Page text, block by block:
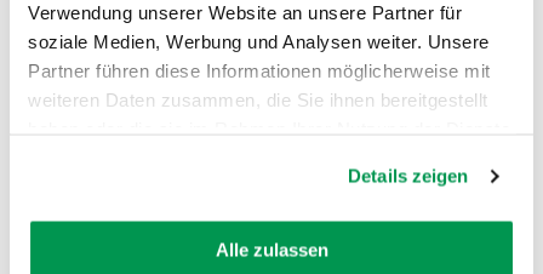
Verwendung unserer Website an unsere Partner für
soziale Medien, Werbung und Analysen weiter. Unsere
Partner führen diese Informationen möglicherweise mit
weiteren Daten zusammen, die Sie ihnen bereitgestellt
Details zeigen
Alle zulassen